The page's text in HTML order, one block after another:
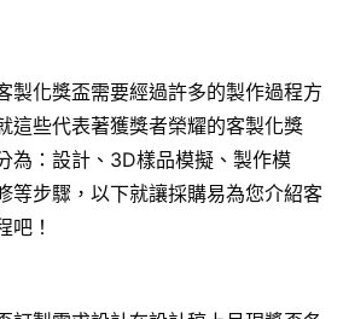
製化獎盃需要經過許多的製作過程方
這些代表著獲獎者榮耀的客製化獎
為：設計、3D樣品模擬、製作模
等步驟，以下就讓採購易為您介紹客
吧！